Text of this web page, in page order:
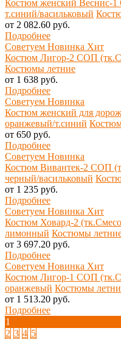
Костюм женский Веснис-
т.синий/васильковый
от 2 082.60 руб.
Подробнее
Советуем Новинка Хит
Костюм Лигор-2 СОП
Костюмы летние
от 1 638 руб.
Подробнее
Советуем Новинка
Костюм женский для
оранжевый/т.синий
от 650 руб.
Подробнее
Советуем Новинка
Костюм Вивантек-2 СОП
черный/васильковый
от 1 235 руб.
Подробнее
Советуем Новинка Хит
Костюм Ховард-2
лимонный Костюмы
от 3 697.20 руб.
Подробнее
Советуем Новинка Хит
Костюм Лигор-1 СОП
оранжевый Костюмы
от 1 513.20 руб.
Подробнее
1
2 3 4 5